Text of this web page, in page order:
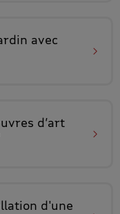
avec
d’art
d'une